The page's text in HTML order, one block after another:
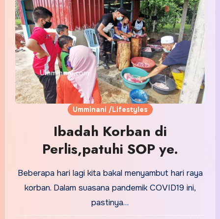
Umminani /Lifestyles
Ibadah Korban di
Perlis,patuhi SOP ye.
Beberapa hari lagi kita bakal menyambut hari raya
korban. Dalam suasana pandemik COVID19 ini,
pastinya…